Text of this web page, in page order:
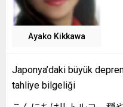
Ayako Kikkawa
Japonya’daki büyük
tahliye bilgeliği